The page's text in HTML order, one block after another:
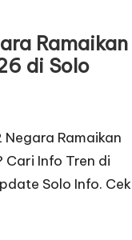
Ramaikan
di Solo
Ramaikan
Cari Info Tren di
Solo Info. Cek